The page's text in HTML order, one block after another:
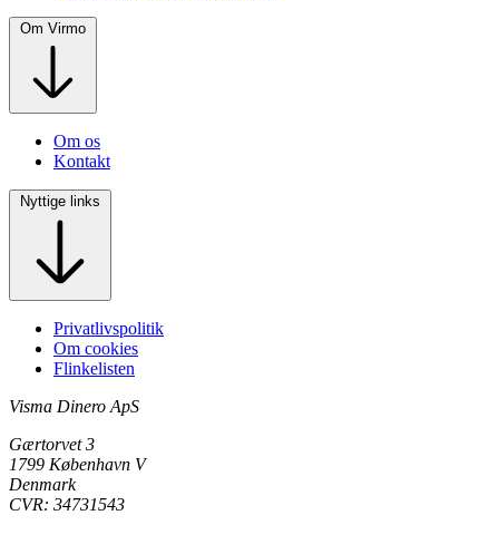
Om Virmo
Om os
Kontakt
Nyttige links
Privatlivspolitik
Om cookies
Flinkelisten
Visma Dinero ApS
Gærtorvet 3
1799 København V
Denmark
CVR: 34731543